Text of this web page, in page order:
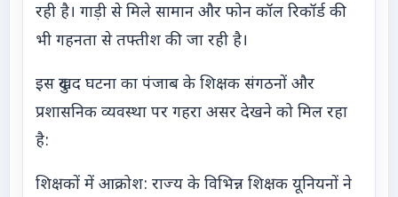
रही है। गाड़ी से मिले सामान और फोन कॉल रिकॉर्ड की
भी गहनता से तफ्तीश की जा रही है।
इस दुखद घटना का पंजाब के शिक्षक संगठनों और
प्रशासनिक व्यवस्था पर गहरा असर देखने को मिल रहा
है:
शिक्षकों में आक्रोश: राज्य के विभिन्न शिक्षक यूनियनों ने